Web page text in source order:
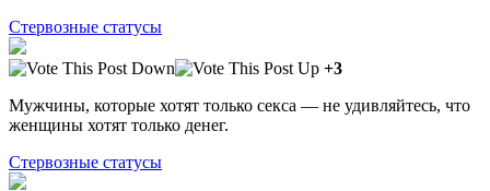
Стервозные статусы
+3
Мужчины, которые хотят только секса — не удивляйтесь, что
женщины хотят только денег.
Стервозные статусы